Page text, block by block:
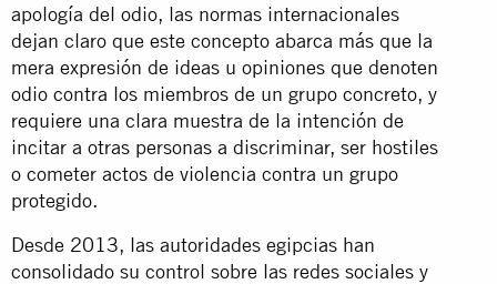
apología del odio, las normas internacionales
dejan claro que este concepto abarca más que la
mera expresión de ideas u opiniones que denoten
odio contra los miembros de un grupo concreto, y
requiere una clara muestra de la intención de
incitar a otras personas a discriminar, ser hostiles
o cometer actos de violencia contra un grupo
protegido.
Desde 2013, las autoridades egipcias han
consolidado su control sobre las redes sociales y